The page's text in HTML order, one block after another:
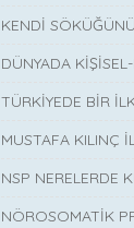
KENDİ
DÜNYADA
TÜRKİYEDE BİR
MUSTAFA KILINÇ
NSP NERELERDE
NÖROSOMATİK